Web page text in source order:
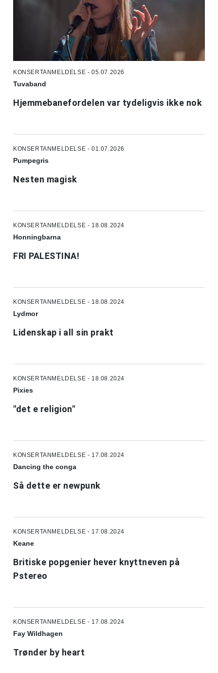
KONSERTANMELDELSE - 05.07.2026
Tuvaband
Hjemmebanefordelen var tydeligvis ikke nok
KONSERTANMELDELSE - 01.07.2026
Pumpegris
Nesten magisk
KONSERTANMELDELSE - 18.08.2024
Honningbarna
FRI PALESTINA!
KONSERTANMELDELSE - 18.08.2024
Lydmor
Lidenskap i all sin prakt
KONSERTANMELDELSE - 18.08.2024
Pixies
"det e religion"
KONSERTANMELDELSE - 17.08.2024
Dancing the conga
Så dette er newpunk
KONSERTANMELDELSE - 17.08.2024
Keane
Britiske popgenier hever knyttneven på
Pstereo
KONSERTANMELDELSE - 17.08.2024
Fay Wildhagen
Trønder by heart